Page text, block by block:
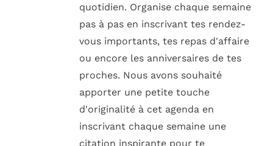
quotidien. Organise chaque semaine
pas à pas en inscrivant tes rendez-
vous importants, tes repas d'affaire
ou encore les anniversaires de tes
proches. Nous avons souhaité
apporter une petite touche
d'originalité à cet agenda en
inscrivant chaque semaine une
citation inspirante pour te